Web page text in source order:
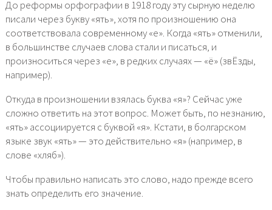
До реформы орфографии в 1918 году эту сырную неделю
писали через букву «ять», хотя по произношению она
соответствовала современному «е». Когда «ять» отменили,
в большинстве случаев слова стали и писаться, и
произноситься через «е», в редких случаях — «ё» (звЁзды,
например).
Откуда в произношении взялась буква «я»? Сейчас уже
сложно ответить на этот вопрос. Может быть, по незнанию,
«ять» ассоциируется с буквой «я». Кстати, в болгарском
языке звук «ять» — это действительно «я» (например, в
слове «хляб»).
Чтобы правильно написать это слово, надо прежде всего
знать определить его значение.